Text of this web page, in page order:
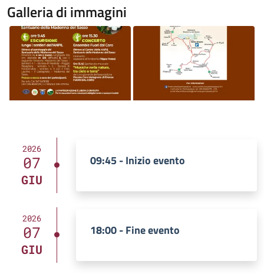
Galleria di immagini
Image
Image
2026
07
GIU
09:45 - Inizio evento
2026
07
GIU
18:00 - Fine evento